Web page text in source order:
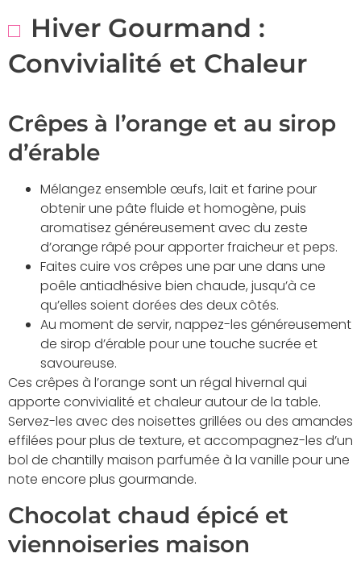
Hiver Gourmand :
Convivialité et Chaleur
Crêpes à l’orange et au sirop
d’érable
Mélangez ensemble œufs, lait et farine pour
obtenir une pâte fluide et homogène, puis
aromatisez généreusement avec du zeste
d’orange râpé pour apporter fraicheur et peps.
Faites cuire vos crêpes une par une dans une
poêle antiadhésive bien chaude, jusqu’à ce
qu’elles soient dorées des deux côtés.
Au moment de servir, nappez-les généreusement
de sirop d’érable pour une touche sucrée et
savoureuse.
Ces crêpes à l’orange sont un régal hivernal qui
apporte convivialité et chaleur autour de la table.
Servez-les avec des noisettes grillées ou des amandes
effilées pour plus de texture, et accompagnez-les d’un
bol de chantilly maison parfumée à la vanille pour une
note encore plus gourmande.
Chocolat chaud épicé et
viennoiseries maison